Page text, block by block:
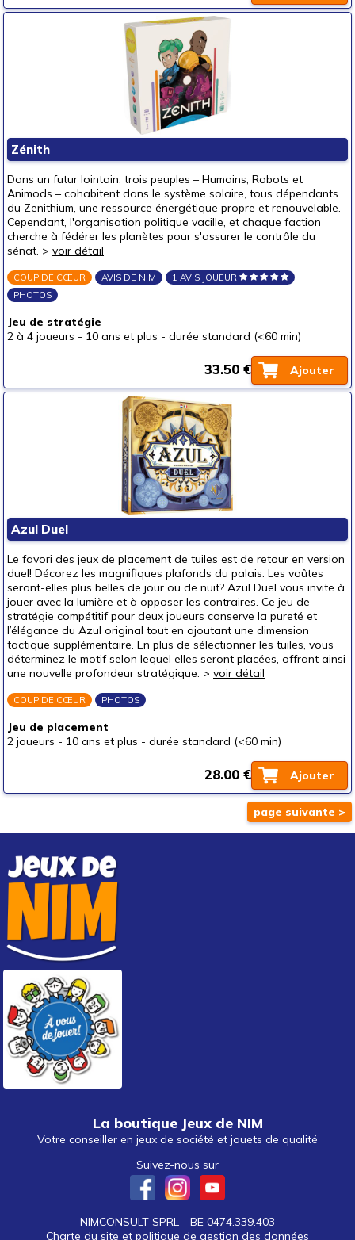
Zénith
Dans un futur lointain, trois peuples – Humains, Robots et
Animods – cohabitent dans le système solaire, tous dépendants
du Zenithium, une ressource énergétique propre et renouvelable.
Cependant, l'organisation politique vacille, et chaque faction
cherche à fédérer les planètes pour s'assurer le contrôle du
sénat. > voir détail
COUP DE CŒUR AVIS DE NIM
1 AVIS JOUEUR
PHOTOS
Jeu de stratégie
2 à 4 joueurs - 10 ans et plus - durée standard (<60 min)
Ajouter
33.50 €
Azul Duel
Le favori des jeux de placement de tuiles est de retour en version
duel! Décorez les magnifiques plafonds du palais. Les voûtes
seront-elles plus belles de jour ou de nuit? Azul Duel vous invite à
jouer avec la lumière et à opposer les contraires. Ce jeu de
stratégie compétitif pour deux joueurs conserve la pureté et
l’élégance du Azul original tout en ajoutant une dimension
tactique supplémentaire. En plus de sélectionner les tuiles, vous
déterminez le motif selon lequel elles seront placées, offrant ainsi
une nouvelle profondeur stratégique. > voir détail
COUP DE CŒUR PHOTOS
Jeu de placement
2 joueurs - 10 ans et plus - durée standard (<60 min)
Ajouter
28.00 €
page suivante >
La boutique Jeux de NIM
Votre conseiller en jeux de société et jouets de qualité
Suivez-nous sur
NIMCONSULT SPRL - BE 0474.339.403
Charte du site et politique de gestion des données